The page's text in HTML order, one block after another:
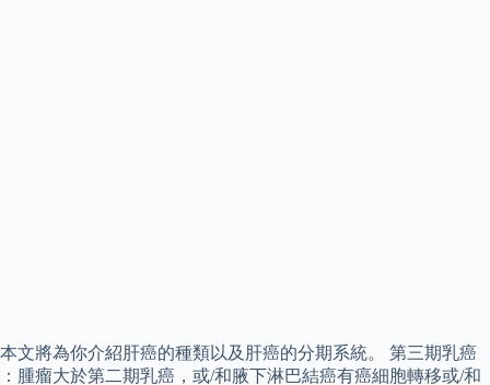
本文將為你介紹肝癌的種類以及肝癌的分期系統。 第三期乳癌
：腫瘤大於第二期乳癌，或/和腋下淋巴結癌有癌細胞轉移或/和